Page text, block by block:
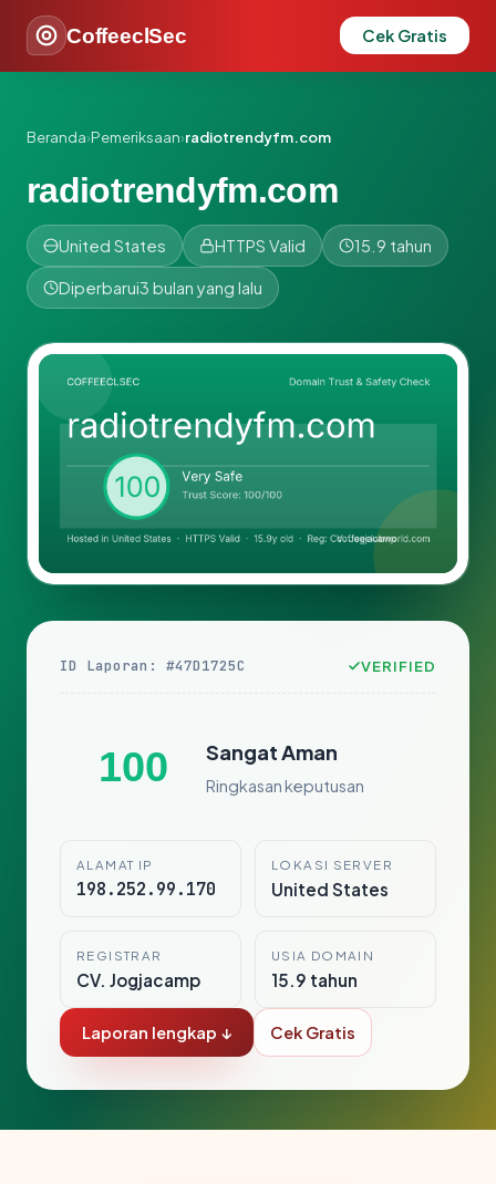
CoffeeclSec Cek Gratis
Beranda›Pemeriksaan›radiotrendyfm.com
radiotrendyfm.com
United States HTTPS Valid 15.9 tahun
Diperbarui3 bulan yang lalu
ID Laporan: #47D1725C VERIFIED
100 Sangat Aman
Ringkasan keputusan
ALAMAT IP
198.252.99.170
LOKASI SERVER
United States
REGISTRAR
CV. Jogjacamp
USIA DOMAIN
15.9 tahun
Laporan lengkap ↓ Cek Gratis